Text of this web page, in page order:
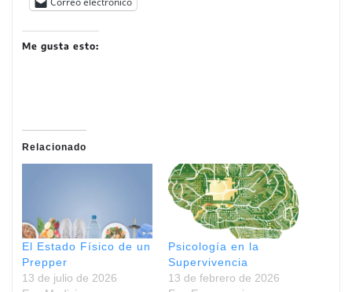
Me gusta esto:
Relacionado
El Estado Físico de un
Prepper
13 de julio de 2026
Psicología en la
Supervivencia
13 de febrero de 2026